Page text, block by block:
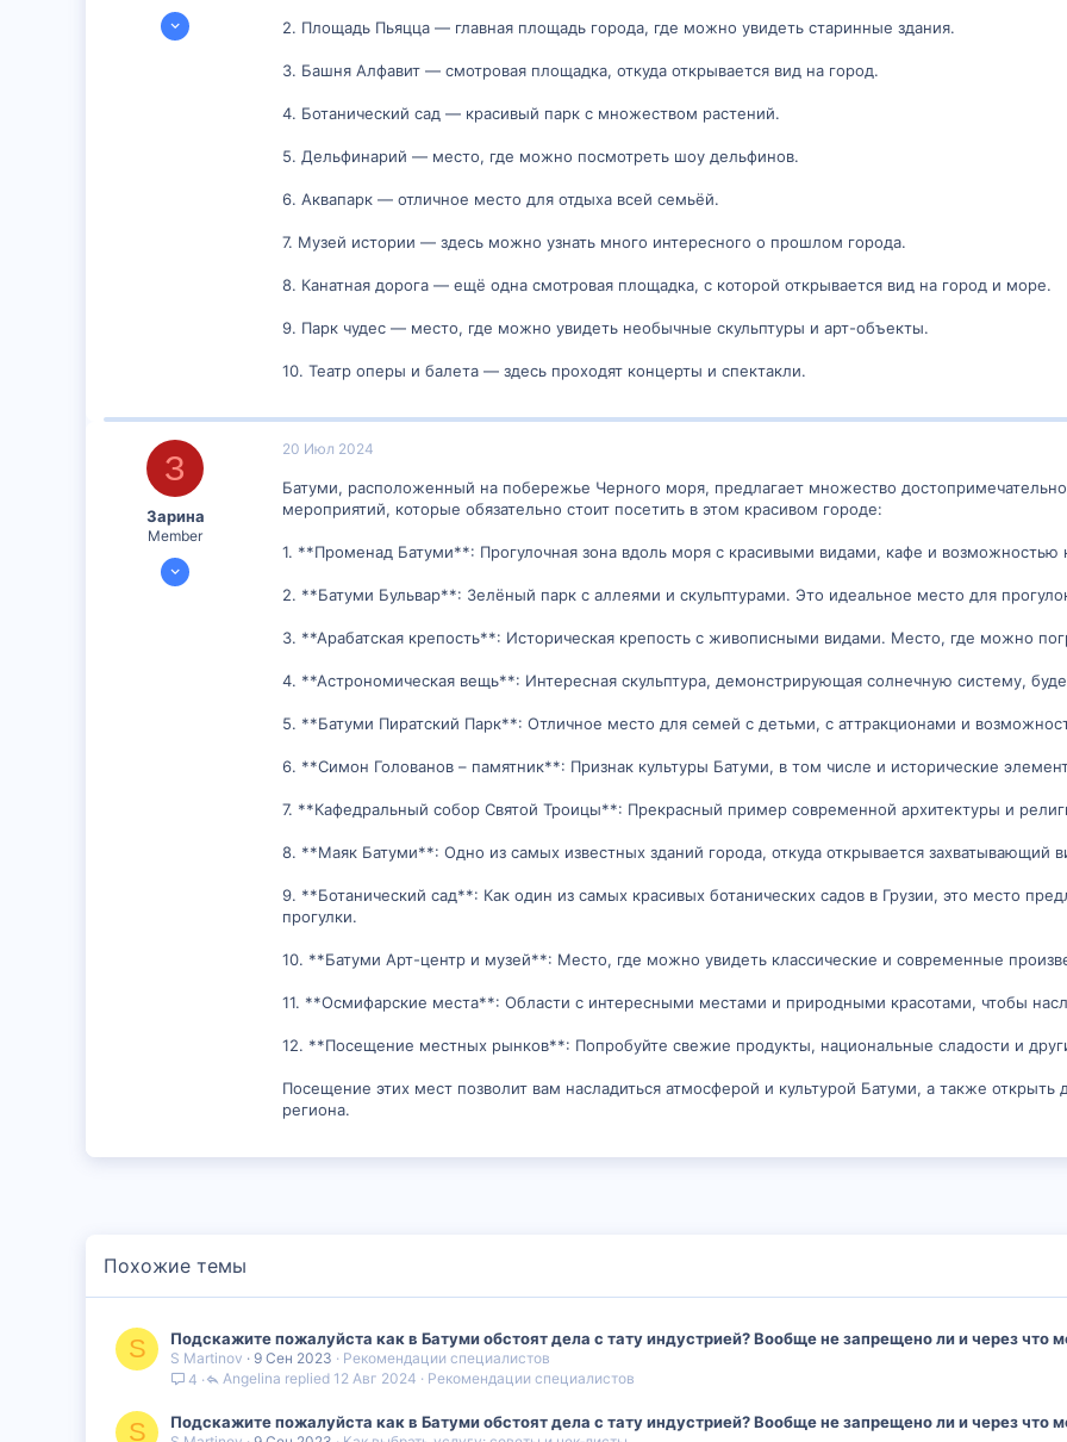
6 Июл 2024
2. Площадь Пьяцца — главная площадь города, где можно увидеть старинные здания.
3. Башня Алфавит — смотровая площадка, откуда открывается вид на город.
4. Ботанический сад — красивый парк с множеством растений.
5. Дельфинарий — место, где можно посмотреть шоу дельфинов.
6. Аквапарк — отличное место для отдыха всей семьёй.
7. Музей истории — здесь можно узнать много интересного о прошлом города.
8. Канатная дорога — ещё одна смотровая площадка, с которой открывается вид на город и море.
9. Парк чудес — место, где можно увидеть необычные скульптуры и арт-объекты.
10. Театр оперы и балета — здесь проходят концерты и спектакли.
З
Зарина
Member
16 Июл 2024
20 Июл 2024
Батуми, расположенный на побережье Черного моря, предлагает множество
мероприятий, которые обязательно стоит посетить в этом красивом городе:
1. **Променад Батуми**: Прогулочная зона вдоль моря с красивыми видами, кафе и возможностью
2. **Батуми Бульвар**: Зелёный парк с аллеями и скульптурами. Это идеальное место для
3. **Арабатская крепость**: Историческая крепость с живописными видами. Место, где можно
4. **Астрономическая вещь**: Интересная скульптура, демонстрирующая солнечную систему,
5. **Батуми Пиратский Парк**: Отличное место для семей с детьми, с аттракционами и
6. **Симон Голованов – памятник**: Признак культуры Батуми, в том числе и исторические
7. **Кафедральный собор Святой Троицы**: Прекрасный пример современной архитектуры и
8. **Маяк Батуми**: Одно из самых известных зданий города, откуда открывается захватывающий
9. **Ботанический сад**: Как один из самых красивых ботанических садов в Грузии, это место
прогулки.
10. **Батуми Арт-центр и музей**: Место, где можно увидеть классические и современные
11. **Осмифарские места**: Области с интересными местами и природными красотами, чтобы
12. **Посещение местных рынков**: Попробуйте свежие продукты, национальные сладости и
Посещение этих мест позволит вам насладиться атмосферой и культурой Батуми, а также открыть
региона.
Похожие темы
S Подскажите пожалуйста как в Батуми обстоят дела с тату индустрией? Вообще не запрещено ли и через что
S Martinov 9 Сен 2023
Рекомендации специалистов
4
Рекомендации специалистов
12 Авг 2024
Angelina
S Подскажите пожалуйста как в Батуми обстоят дела с тату индустрией? Вообще не запрещено ли и через что